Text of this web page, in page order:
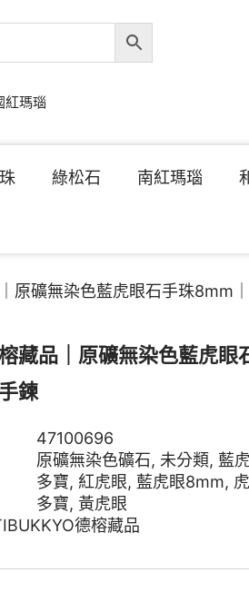
紅瑪瑙
綠松石 南紅瑪瑙
原礦無染色藍虎眼石手珠8mm
藏品｜原礦無染色藍虎
鍊
47100696
原礦無染色礦石, 未分類, 藍
多寶, 紅虎眼, 藍虎眼8mm,
多寶, 黃虎眼
德榕藏品